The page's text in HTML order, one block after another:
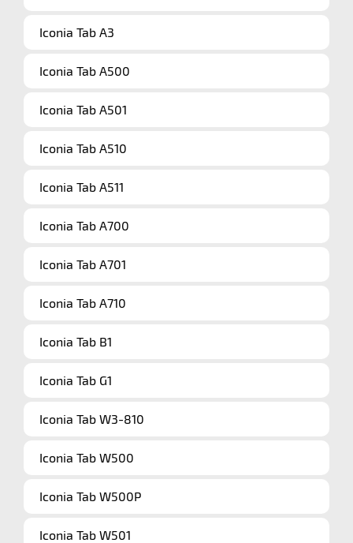
Iconia Tab A3
Iconia Tab A500
Iconia Tab A501
Iconia Tab A510
Iconia Tab A511
Iconia Tab A700
Iconia Tab A701
Iconia Tab A710
Iconia Tab B1
Iconia Tab G1
Iconia Tab W3-810
Iconia Tab W500
Iconia Tab W500P
Iconia Tab W501